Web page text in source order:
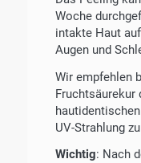
Woche
intakte Haut
Augen und
Wir empfehlen
Fruchtsäurekur
UV-Strahlung
Wichtig: Nach